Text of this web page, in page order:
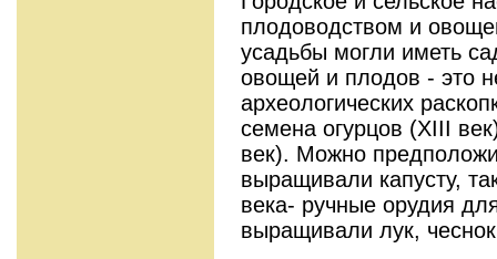
плодоводством и
усадьбы могли иметь
овощей и плодов - это
археологических
семена огурцов (XIII
век). Можно
выращивали капусту,
века- ручные орудия
выращивали лук,